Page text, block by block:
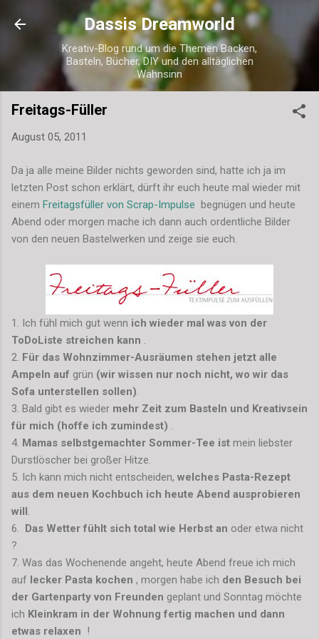
Direkt zum Hauptbereich
Dassis Dreamworld
Kreativ-Blog rund um die Themen Backen,
Basteln, Bücher, DIY und den alltäglichen
Wahnsinn
Freitags-Füller
August 05, 2011
Da ja alle meine Bilder nichts geworden sind, hatte ich ja im
letzten Post schon erklärt, dürft ihr euch heute mal wieder mit
einem Freitagsfüller von Scrap-Impulse begnügen und heute
Abend oder morgen mache ich dann auch ordentliche Bilder
von den neuen Bastelwerken und zeige sie euch.
1. Ich fühl mich gut wenn ich wieder mal was von der
ToDoListe streichen kann
2. Für das Wohnzimmer-Ausräumen stehen jetzt alle
Ampeln auf grün (wir wissen nur noch nicht, wo wir das
Sofa unterstellen sollen)
3. Bald gibt es wieder mehr Zeit zum Basteln und Kreativsein
für mich (hoffe ich zumindest)
4. Mamas selbstgemachter Sommer-Tee ist mein liebster
Durstlöscher bei großer Hitze.
5. Ich kann mich nicht entscheiden, welches Pasta-Rezept
aus dem neuen Kochbuch ich heute Abend ausprobieren
will
6. Das Wetter fühlt sich total wie Herbst an oder etwa nicht
?
7. Was das Wochenende angeht, heute Abend freue ich mich
auf lecker Pasta kochen , morgen habe ich den Besuch bei
der Gartenparty von Freunden geplant und Sonntag möchte
ich Kleinkram in der Wohnung fertig machen und dann
etwas relaxen !